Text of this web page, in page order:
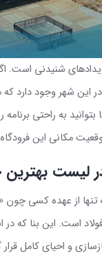
شنیدنی
این شهر وجود دارد
تا بتوانید به راحتی
مکانی این
لیست بهترین
از عهده کسی چون